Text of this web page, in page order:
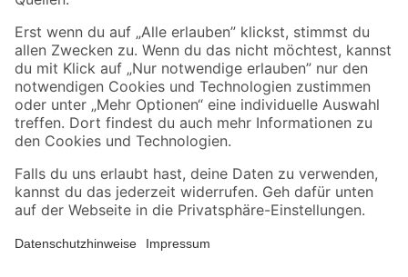
Sicher einkaufen
Jetzt die toom-App herunterladen
Alle Preisangaben in EUR inkl. gesetzl. MwSt.. Die dargestellten Angebote sind unter
Umständen nicht in allen Märkten verfügbar. Die angegebenen Verfügbarkeiten beziehen
Produkte nur solange der Vorrat reicht.
*Paketversand ab 59 € versandkostenfrei, gilt nicht für Artikel mit Speditionsversand, hier